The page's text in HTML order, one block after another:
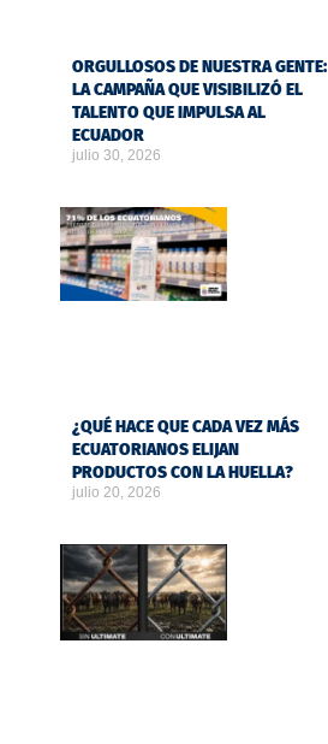
ORGULLOSOS DE NUESTRA GENTE:
LA CAMPAÑA QUE VISIBILIZÓ EL
TALENTO QUE IMPULSA AL
ECUADOR
julio 30, 2026
¿QUÉ HACE QUE CADA VEZ MÁS
ECUATORIANOS ELIJAN
PRODUCTOS CON LA HUELLA?
julio 20, 2026